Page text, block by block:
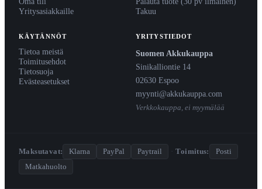
Yritysasiakkaille
Takuu
KÄYTÄNNÖT
Tietoa meistä
Toimitusehdot
Tietosuoja
Evästeasetukset
YRITYSTIEDOT
Suomen Akkukauppa
Sinikalliontie 14
02630 Espoo
myynti@akkukauppa.com
Verkkokauppa, ei myymälää
Maksutavat: Klarna PayPal Paytrail · Toimitus:
Posti
Matkahuolto